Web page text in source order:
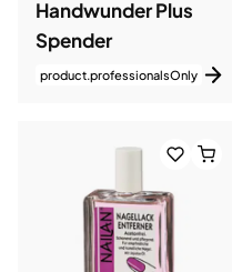
Handwunder Plus
Spender
product.professionalsOnly